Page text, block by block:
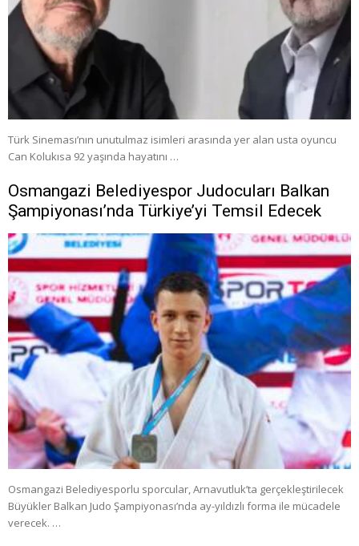
Türk Sineması’nın unutulmaz isimleri arasında yer alan usta oyuncu
Can Kolukısa 92 yaşında hayatını …
Osmangazi Belediyespor Judocuları Balkan
Şampiyonası’nda Türkiye’yi Temsil Edecek
Osmangazi Belediyesporlu sporcular, Arnavutluk’ta gerçekleştirilecek
Büyükler Balkan Judo Şampiyonası’nda ay-yıldızlı forma ile mücadele
verecek. …